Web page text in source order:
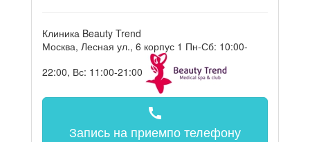
Клиника Beauty Trend
Москва, Лесная ул., 6 корпус 1 Пн-Сб: 10:00-
22:00, Вс: 11:00-21:00
call
Запись на приемпо телефону